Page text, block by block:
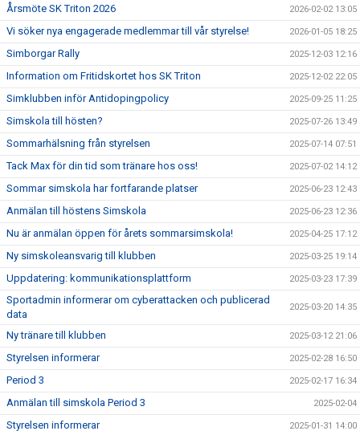
Årsmöte SK Triton 2026 2026-02-02 13:05
Vi söker nya engagerade medlemmar till vår styrelse! 2026-01-05 18:25
Simborgar Rally 2025-12-03 12:16
Information om Fritidskortet hos SK Triton 2025-12-02 22:05
Simklubben inför Antidopingpolicy 2025-09-25 11:25
Simskola till hösten? 2025-07-26 13:49
Sommarhälsning från styrelsen 2025-07-14 07:51
Tack Max för din tid som tränare hos oss! 2025-07-02 14:12
Sommar simskola har fortfarande platser 2025-06-23 12:43
Anmälan till höstens Simskola 2025-06-23 12:36
Nu är anmälan öppen för årets sommarsimskola! 2025-04-25 17:12
Ny simskoleansvarig till klubben 2025-03-25 19:14
Uppdatering: kommunikationsplattform 2025-03-23 17:39
Sportadmin informerar om cyberattacken och publicerad
data
2025-03-20 14:35
Ny tränare till klubben 2025-03-12 21:06
Styrelsen informerar 2025-02-28 16:50
Period 3 2025-02-17 16:34
Anmälan till simskola Period 3 2025-02-04
Styrelsen informerar 2025-01-31 14:00